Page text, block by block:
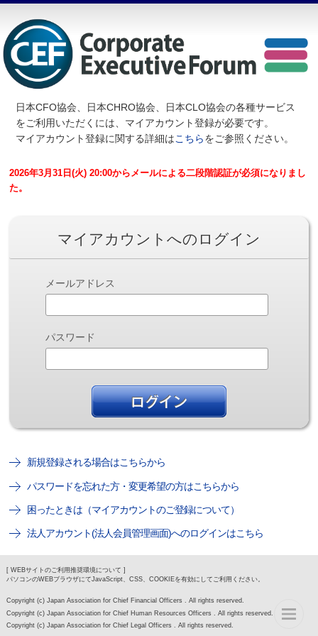
日本CFO協会、日本CHRO協会、日本CLO協会の各種サービス
をご利用いただくには、マイアカウント登録が必要です。
マイアカウント登録に関する詳細はこちらをご参照ください。
2026年3月31日(火) 20:00からメールによる二段階認証が必須になりまし
た。
マイアカウントへのログイン
メールアドレス
パスワード
新規登録される場合はこちらから
パスワードを忘れた方・変更希望の方はこちらから
困ったときは（マイアカウントのご登録について）
法人アカウント(法人会員管理画面)へのログインはこちら
[ WEBサイトのご利用推奨環境について ]
パソコンのWEBブラウザにてJavaScript、CSS、COOKIEを有効にしてご利用ください。
Copyright (c) Japan Association for Chief Financial Officers . All rights reserved.
Copyright (c) Japan Association for Chief Human Resources Officers . All rights reserved.
Copyright (c) Japan Association for Chief Legal Officers . All rights reserved.